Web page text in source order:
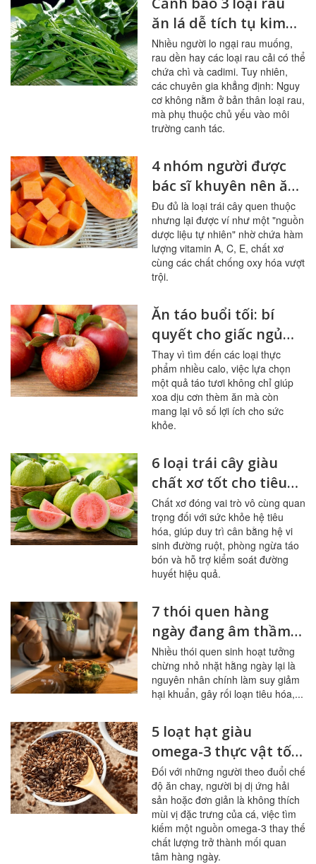
ăn lá dễ tích tụ kim
loại nặng
Nhiều người lo ngại rau muống,
rau dền hay các loại rau cải có thể
chứa chì và cadimi. Tuy nhiên,
các chuyên gia khẳng định: Nguy
cơ không nằm ở bản thân loại rau,
mà phụ thuộc chủ yếu vào môi
trường canh tác.
4 nhóm người được
bác sĩ khuyên nên ăn
đu đủ thường xuyên
Đu đủ là loại trái cây quen thuộc
nhưng lại được ví như một "nguồn
dược liệu tự nhiên" nhờ chứa hàm
lượng vitamin A, C, E, chất xơ
cùng các chất chống oxy hóa vượt
trội.
Ăn táo buổi tối: bí
quyết cho giấc ngủ
ngon, hệ tiêu hóa
khỏe mạnh
Thay vì tìm đến các loại thực
phẩm nhiều calo, việc lựa chọn
một quả táo tươi không chỉ giúp
xoa dịu cơn thèm ăn mà còn
mang lại vô số lợi ích cho sức
khỏe.
6 loại trái cây giàu
chất xơ tốt cho tiêu
hóa, đường huyết
Chất xơ đóng vai trò vô cùng quan
trọng đối với sức khỏe hệ tiêu
hóa, giúp duy trì cân bằng hệ vi
sinh đường ruột, phòng ngừa táo
bón và hỗ trợ kiểm soát đường
huyết hiệu quả.
7 thói quen hàng
ngày đang âm thầm
tàn phá đường ruột
Nhiều thói quen sinh hoạt tưởng
chừng nhỏ nhặt hằng ngày lại là
nguyên nhân chính làm suy giảm
hại khuẩn, gây rối loạn tiêu hóa,...
5 loạt hạt giàu
omega-3 thực vật tốt
nhất cho người ít ăn
cá
Đối với những người theo đuổi chế
độ ăn chay, người bị dị ứng hải
sản hoặc đơn giản là không thích
mùi vị đặc trưng của cá, việc tìm
kiếm một nguồn omega-3 thay thế
chất lượng trở thành mối quan
tâm hàng ngày.